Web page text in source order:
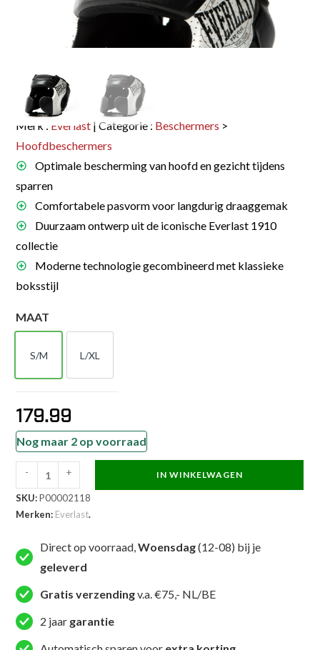
Merk : Everlast | Categorie : Beschermers >
Hoofdbeschermers
Optimale bescherming van hoofd en gezicht tijdens
sparren
Comfortabele pasvorm voor langdurig draaggemak
Duurzaam ontwerp uit de iconische Everlast 1910
collectie
Moderne technologie gecombineerd met klassieke
boksstijl
MAAT
S/M
S/M
L/XL
L/XL
179.99
Nog maar 2 op voorraad
Everlast
Hoofdkap
-
Headgear
Zwart
- + IN WINKELWAGEN
SKU:P00002118
Merken: Everlast.
Direct op voorraad,Woensdag(12-08) bij je
geleverd
Gratis verzendingv.a. €75,- NL/BE
2 jaar garantie